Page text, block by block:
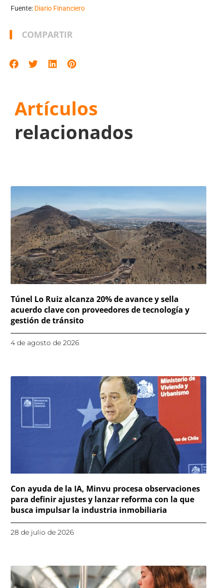
Fuente: Diario Financiero
COMPARTIR
Artículos
relacionados
Túnel Lo Ruiz alcanza 20% de avance y sella
acuerdo clave con proveedores de tecnología y
gestión de tránsito
4 de agosto de 2026
Con ayuda de la IA, Minvu procesa observaciones
para definir ajustes y lanzar reforma con la que
busca impulsar la industria inmobiliaria
28 de julio de 2026